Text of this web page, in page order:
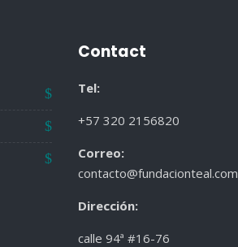
Contact
Tel:
+57 320 2156820
Correo:
contacto@fundacionteal.com
Dirección:
calle 94ª #16-76